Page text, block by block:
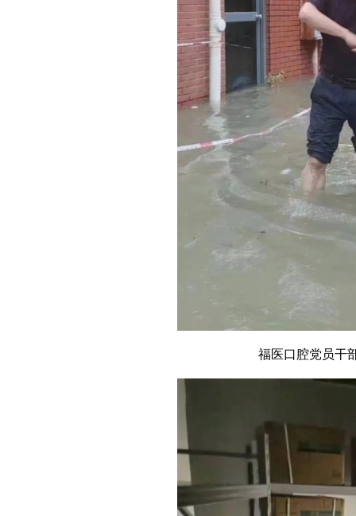
福医口腔党员干